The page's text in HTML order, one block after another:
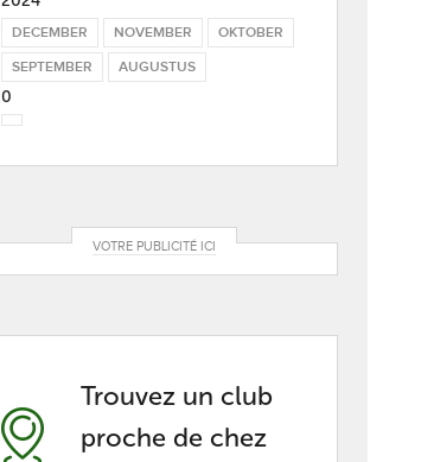
DECEMBER NOVEMBER
OKTOBER
SEPTEMBER
AUGUSTUS
0
VOTRE PUBLICITÉ ICI
Trouvez un club
proche de chez